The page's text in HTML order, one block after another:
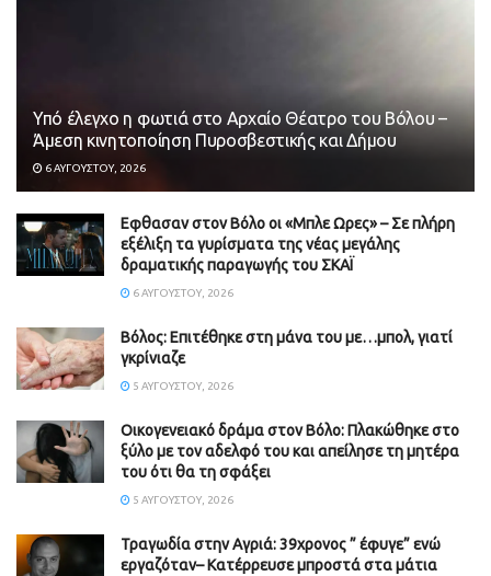
Υπό έλεγχο η φωτιά στο Αρχαίο Θέατρο του Βόλου –
Άμεση κινητοποίηση Πυροσβεστικής και Δήμου
6 ΑΥΓΟΎΣΤΟΥ, 2026
Εφθασαν στον Βόλο οι «Μπλε Ωρες» – Σε πλήρη
εξέλιξη τα γυρίσματα της νέας μεγάλης
δραματικής παραγωγής του ΣΚΑΪ
6 ΑΥΓΟΎΣΤΟΥ, 2026
Βόλος: Επιτέθηκε στη μάνα του με…μπολ, γιατί
γκρίνιαζε
5 ΑΥΓΟΎΣΤΟΥ, 2026
Οικογενειακό δράμα στον Βόλο: Πλακώθηκε στο
ξύλο με τον αδελφό του και απείλησε τη μητέρα
του ότι θα τη σφάξει
5 ΑΥΓΟΎΣΤΟΥ, 2026
Τραγωδία στην Αγριά: 39χρονος ” έφυγε” ενώ
εργαζόταν– Κατέρρευσε μπροστά στα μάτια